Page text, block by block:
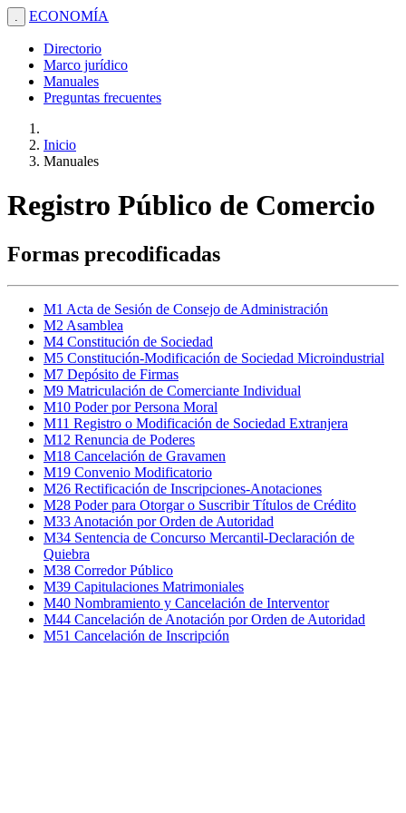
. ECONOMÍA
Directorio
Marco jurídico
Manuales
Preguntas frecuentes
Inicio
Manuales
Registro Público de Comercio
Formas precodificadas
M1 Acta de Sesión de Consejo de Administración
M2 Asamblea
M4 Constitución de Sociedad
M5 Constitución-Modificación de Sociedad Microindustrial
M7 Depósito de Firmas
M9 Matriculación de Comerciante Individual
M10 Poder por Persona Moral
M11 Registro o Modificación de Sociedad Extranjera
M12 Renuncia de Poderes
M18 Cancelación de Gravamen
M19 Convenio Modificatorio
M26 Rectificación de Inscripciones-Anotaciones
M28 Poder para Otorgar o Suscribir Títulos de Crédito
M33 Anotación por Orden de Autoridad
M34 Sentencia de Concurso Mercantil-Declaración de
Quiebra
M38 Corredor Público
M39 Capitulaciones Matrimoniales
M40 Nombramiento y Cancelación de Interventor
M44 Cancelación de Anotación por Orden de Autoridad
M51 Cancelación de Inscripción